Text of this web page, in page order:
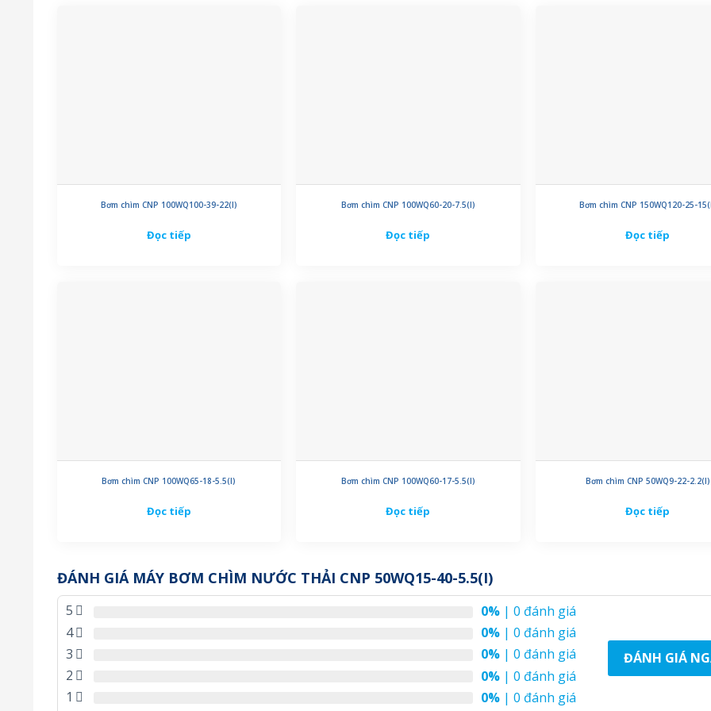
Bơm chìm CNP 100WQ100-39-22(I)
Đọc tiếp
Bơm chìm CNP 100WQ60-20-7.5(I)
Đọc tiếp
Bơm chìm CNP 150WQ120-25-
Đọc tiếp
Bơm chìm CNP 100WQ65-18-5.5(I)
Đọc tiếp
Bơm chìm CNP 100WQ60-17-5.5(I)
Đọc tiếp
Bơm chìm CNP 50WQ9-22-2.2(I)
Đọc tiếp
ĐÁNH GIÁ MÁY BƠM CHÌM NƯỚC THẢI CNP 50WQ15-40-5.5(I)
5 0% | 0 đánh giá
4
0% | 0 đánh giá
3
0% | 0 đánh giá
2
0% | 0 đánh giá
1
0% | 0 đánh giá
ĐÁNH GIÁ